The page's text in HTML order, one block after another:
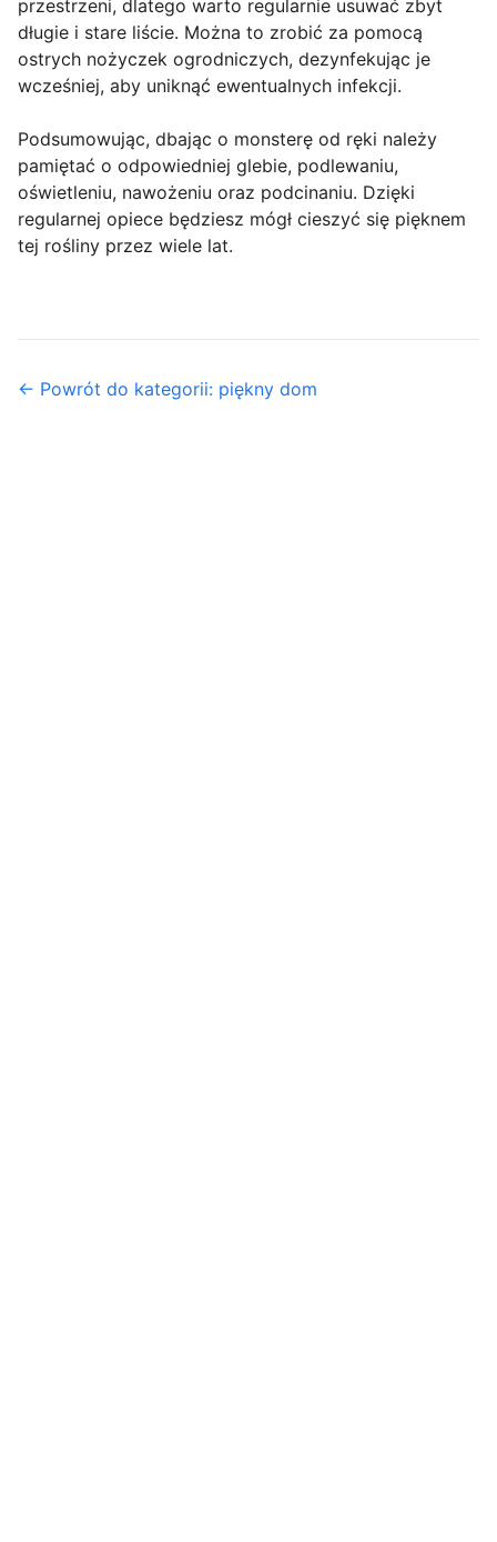
przestrzeni, dlatego warto regularnie usuwać zbyt
długie i stare liście. Można to zrobić za pomocą
ostrych nożyczek ogrodniczych, dezynfekując je
wcześniej, aby uniknąć ewentualnych infekcji.
Podsumowując, dbając o monsterę od ręki należy
pamiętać o odpowiedniej glebie, podlewaniu,
oświetleniu, nawożeniu oraz podcinaniu. Dzięki
regularnej opiece będziesz mógł cieszyć się pięknem
tej rośliny przez wiele lat.
← Powrót do kategorii: piękny dom